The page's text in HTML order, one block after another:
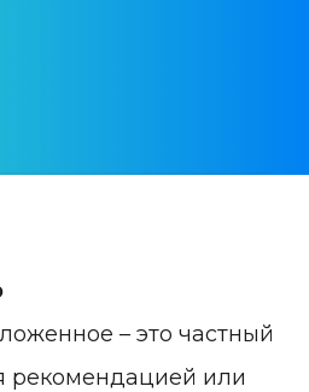
– это частный
рекомендацией или